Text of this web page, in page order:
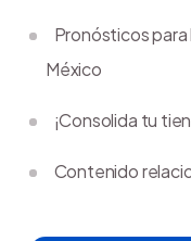
Pronósticos
México
¡Consolida tu
Contenido